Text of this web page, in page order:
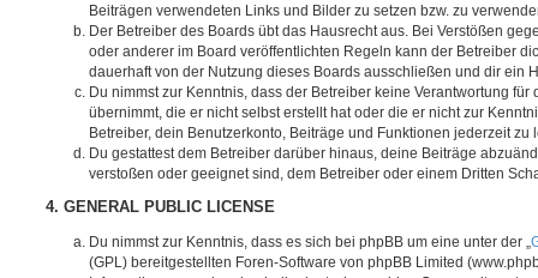
Beiträgen verwendeten Links und Bilder zu setzen bzw. zu
Der Betreiber des Boards übt das Hausrecht aus. Bei Verstößen
oder anderer im Board veröffentlichten Regeln kann der Betreiber
dauerhaft von der Nutzung dieses Boards ausschließen und dir ein
Du nimmst zur Kenntnis, dass der Betreiber keine Verantwortung für
übernimmt, die er nicht selbst erstellt hat oder die er nicht zur
Betreiber, dein Benutzerkonto, Beiträge und Funktionen jederzeit zu
Du gestattest dem Betreiber darüber hinaus, deine Beiträge
verstoßen oder geeignet sind, dem Betreiber oder einem Dritten
4. GENERAL PUBLIC LICENSE
Du nimmst zur Kenntnis, dass es sich bei phpBB um eine unter der „
(GPL) bereitgestellten Foren-Software von phpBB Limited